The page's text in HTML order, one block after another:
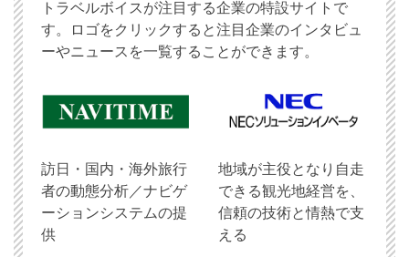
トラベルボイスが注目する企業の特設サイトで
す。ロゴをクリックすると注目企業のインタビュ
ーやニュースを一覧することができます。
訪日・国内・海外旅行
者の動態分析／ナビゲ
ーションシステムの提
供
地域が主役となり自走
できる観光地経営を、
信頼の技術と情熱で支
える